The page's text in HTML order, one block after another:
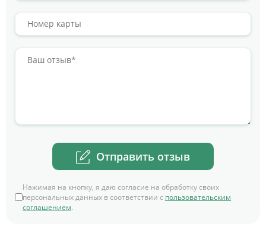
Отправить отзыв
Нажимая на кнопку, я даю согласие на обработку своих
персональных данных в соответствии с пользовательским
соглашением.